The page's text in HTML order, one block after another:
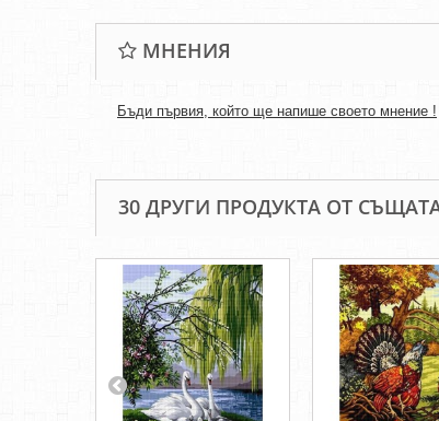
МНЕНИЯ
Бъди първия, който ще напише своето мнение !
30 ДРУГИ ПРОДУКТА ОТ